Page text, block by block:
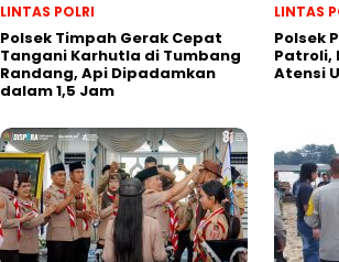
LINTAS POLRI
Polsek Timpah Gerak Cepat
Tangani Karhutla di Tumbang
Randang, Api Dipadamkan
dalam 1,5 Jam
LINTAS
Polsek
Patroli,
Atensi